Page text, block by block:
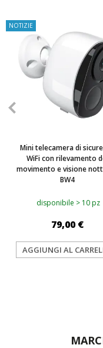
NOTIZIE
Mini telecamera di
WiFi con rilevamento
movimento e visione
BW4
disponibile > 10 pz
79,00 €
AGGIUNGI AL